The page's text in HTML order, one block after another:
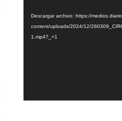
Descargar archivo: https://
content/uploads/2024/12/
1.mp4?_=1